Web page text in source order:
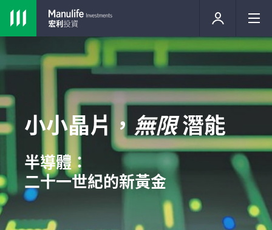
小小晶片， 無限潛能
半導體：
二十一世紀的新黃金